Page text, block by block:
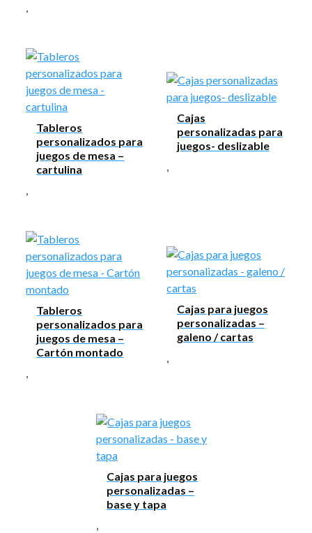
,
Tableros
personalizados para
juegos de mesa –
cartulina
,
Cajas
personalizadas para
juegos- deslizable
,
Tableros
personalizados para
juegos de mesa –
Cartón montado
,
Cajas para juegos
personalizadas –
galeno / cartas
,
Cajas para juegos
personalizadas –
base y tapa
,